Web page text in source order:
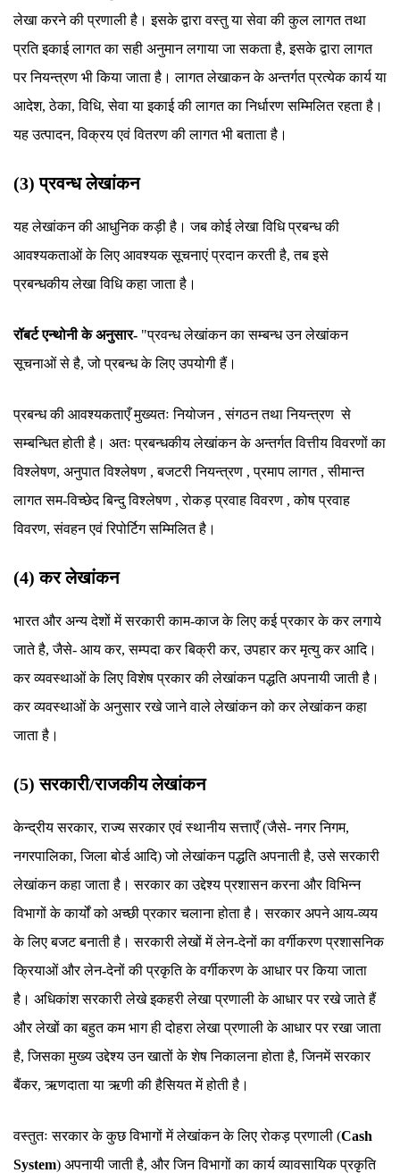
लेखा करने की प्रणाली है। इसके द्वारा वस्तु या सेवा की कुल लागत तथा
प्रति इकाई लागत का सही अनुमान लगाया जा सकता है, इसके द्वारा लागत
पर नियन्त्रण भी किया जाता है। लागत लेखाकन के अन्तर्गत प्रत्येक कार्य या
आदेश, ठेका, विधि, सेवा या इकाई की लागत का निर्धारण सम्मिलित रहता है।
यह उत्पादन, विक्रय एवं वितरण की लागत भी बताता है।
(3) प्रवन्ध लेखांकन
यह लेखांकन की आधुनिक कड़ी है। जब कोई लेखा विधि प्रबन्ध की
आवश्यकताओं के लिए आवश्यक सूचनाएं प्रदान करती है, तब इसे
प्रबन्धकीय लेखा विधि कहा जाता है।
रॉबर्ट एन्थोनी के अनुसार- "प्रवन्ध लेखांकन का सम्बन्ध उन लेखांकन
सूचनाओं से है, जो प्रबन्ध के लिए उपयोगी हैं।
प्रबन्ध की आवश्यकताएँ मुख्यतः नियोजन , संगठन तथा नियन्त्रण से
सम्बन्धित होती है। अतः प्रबन्धकीय लेखांकन के अन्तर्गत वित्तीय विवरणों का
विश्लेषण, अनुपात विश्लेषण , बजटरी नियन्त्रण , प्रमाप लागत , सीमान्त
लागत सम-विच्छेद बिन्दु विश्लेषण , रोकड़ प्रवाह विवरण , कोष प्रवाह
विवरण, संवहन एवं रिपोर्टिग सम्मिलित है।
(4) कर लेखांकन
भारत और अन्य देशों में सरकारी काम-काज के लिए कई प्रकार के कर लगाये
जाते है, जैसे- आय कर, सम्पदा कर बिक्री कर, उपहार कर मृत्यु कर आदि।
कर व्यवस्थाओं के लिए विशेष प्रकार की लेखांकन पद्धति अपनायी जाती है।
कर व्यवस्थाओं के अनुसार रखे जाने वाले लेखांकन को कर लेखांकन कहा
जाता है।
(5) सरकारी/राजकीय लेखांकन
केन्द्रीय सरकार, राज्य सरकार एवं स्थानीय सत्ताएँ (जैसे- नगर निगम,
नगरपालिका, जिला बोर्ड आदि) जो लेखांकन पद्धति अपनाती है, उसे सरकारी
लेखांकन कहा जाता है। सरकार का उद्देश्य प्रशासन करना और विभिन्न
विभागों के कार्यों को अच्छी प्रकार चलाना होता है। सरकार अपने आय-व्यय
के लिए बजट बनाती है। सरकारी लेखों में लेन-देनों का वर्गीकरण प्रशासनिक
क्रियाओं और लेन-देनों की प्रकृति के वर्गीकरण के आधार पर किया जाता
है। अधिकांश सरकारी लेखे इकहरी लेखा प्रणाली के आधार पर रखे जाते हैं
और लेखों का बहुत कम भाग ही दोहरा लेखा प्रणाली के आधार पर रखा जाता
है, जिसका मुख्य उद्देश्य उन खातों के शेष निकालना होता है, जिनमें सरकार
बैंकर, ऋणदाता या ऋणी की हैसियत में होती है।
वस्तुतः सरकार के कुछ विभागों में लेखांकन के लिए रोकड़ प्रणाली (Cash
System) अपनायी जाती है, और जिन विभागों का कार्य व्यावसायिक प्रकृति